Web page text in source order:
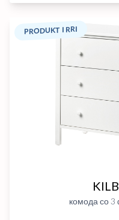
PRODUKT I RRI
комода со 3